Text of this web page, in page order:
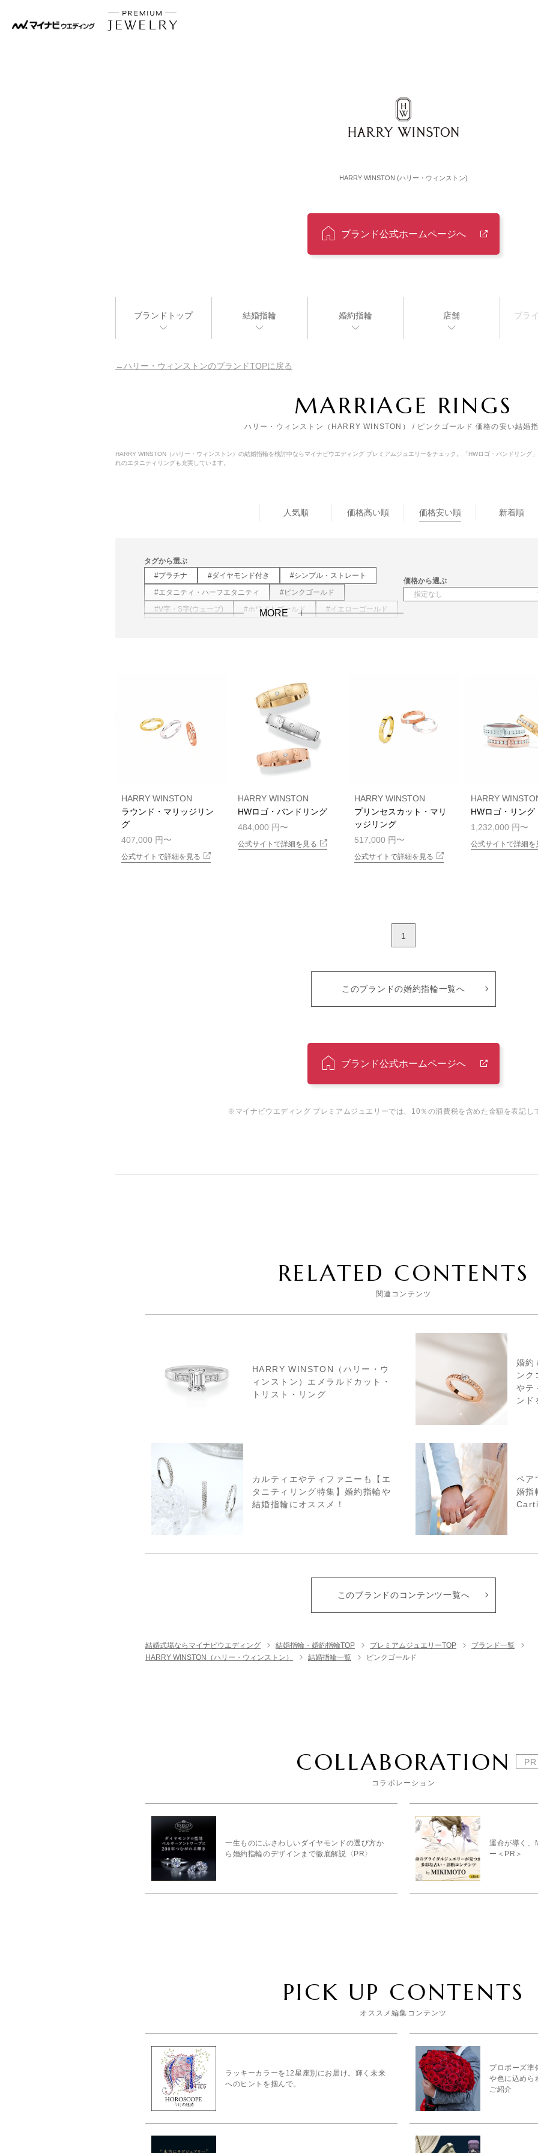
HARRY WINSTON (ハリー・ウィンストン)
ブランド公式ホームページへ
ブランドトップ 結婚指輪 婚約指輪 店舗 ブラ
ハリー・ウィンストンのブランドTOPに戻る
MARRIAGE RINGS
ハリー・ウィンストン（HARRY WINSTON） / ピンクゴールド 価格の安い結婚
HARRY WINSTON（ハリー・ウィンストン）の結婚指輪を検討中ならマイナビウエディング プレミアムジュエリーをチェック。「HWロゴ・バンドリング
れのエタニティリングも充実しています。
人気順 価格高い順 価格安い順 新着順
タグから選ぶ
#プラチナ
#ダイヤモンド付き
#シンプル・ストレート
#エタニティ・ハーフエタニティ
#ピンクゴールド
#V字・S字(ウェーブ)
#ホワイトゴールド
#イエローゴールド
MORE
価格から選ぶ
HARRY WINSTON
ラウンド・マリッジリン
グ
407,000 円
公式サイトで詳細を見る
HARRY WINSTON
HWロゴ・バンドリング
484,000 円
公式サイトで詳細を見る
HARRY WINSTON
プリンセスカット・マリ
ッジリング
517,000 円
公式サイトで詳細を見る
HARRY
HWロゴ・リング
1,232,000 円
公式サイトで詳細を
1
このブランドの婚約指輪一覧へ
ブランド公式ホームページへ
※マイナビウエディング プレミアムジュエリーでは、10％の消費税を含めた金額を表記し
RELATED CONTENTS
関連コンテンツ
HARRY WINSTON（ハリー・ウ
ィンストン）エメラルドカット・
トリスト・リング
婚約
ンク
やテ
ン
カルティエやティファニーも【エ
タニティリング特集】婚約指輪や
結婚指輪にオススメ！
ペア
婚指
このブランドのコンテンツ一覧へ
結婚式場ならマイナビウエディング 結婚指輪・婚約指輪TOP プレミアムジュエリーTOP
ブランド一覧
HARRY WINSTON（ハリー・ウィンストン）
結婚指輪一覧 ピンクゴールド
COLLABORATION
コラボレーション
一生ものにふさわしいダイヤモンドの選び方か
ら婚約指輪のデザインまで徹底解説〈PR〉
運命が導く、
ー＜PR＞
PICK UP CONTENTS
オススメ編集コンテンツ
ラッキーカラーを12星座別にお届け。輝く未来
へのヒントを掴んで。
プロポーズ
や色に込めら
ご紹介